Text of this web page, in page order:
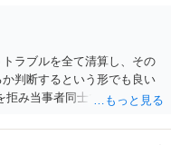
ラブルを全て清算し、その
判断するという形でも良い
拒み当事者同士での解決が困